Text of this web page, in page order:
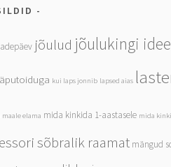
jõulud jõulukingi
kui laps jonnib lapsed aias
maale elama mida kinkida 1-aastasele mida
sõbralik raamat mängud